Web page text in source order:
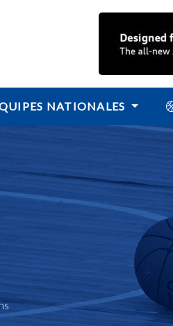
NATIONALES